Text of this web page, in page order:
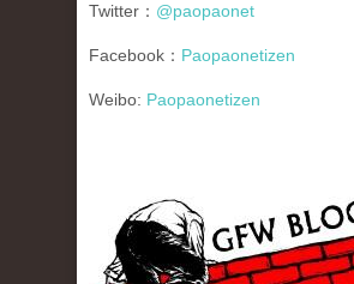
Twitter： @paopaonet
Facebook： Paopaonetizen
Weibo: Paopaonetizen
gfw_blog_small.jpg